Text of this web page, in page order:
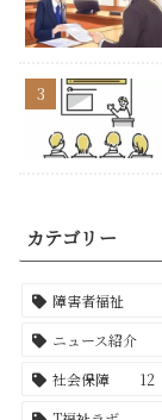
カテゴリー
障害者福祉
ニュース紹介
社会保障
12